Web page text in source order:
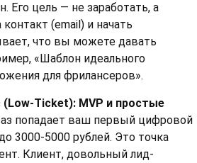
Его цель — не заработать, а
(email) и начать
что вы можете давать
«Шаблон идеального
для фрилансеров».
Ticket): MVP и простые
попадает ваш первый цифровой
3000-5000 рублей. Это точка
Клиент, довольный лид-